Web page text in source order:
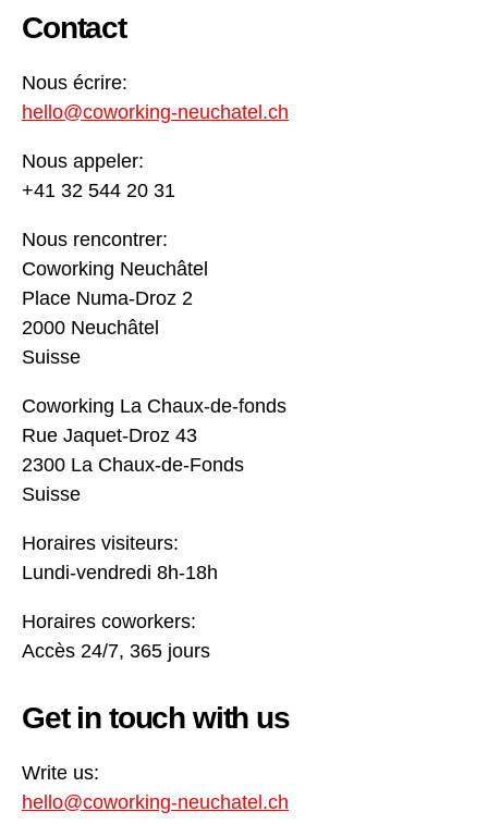
Contact
Nous écrire:
hello@coworking-neuchatel.ch
Nous appeler:
+41 32 544 20 31
Nous rencontrer:
Coworking Neuchâtel
Place Numa-Droz 2
2000 Neuchâtel
Suisse
Coworking La Chaux-de-fonds
Rue Jaquet-Droz 43
2300 La Chaux-de-Fonds
Suisse
Horaires visiteurs:
Lundi-vendredi 8h-18h
Horaires coworkers:
Accès 24/7, 365 jours
Get in touch with us
Write us:
hello@coworking-neuchatel.ch